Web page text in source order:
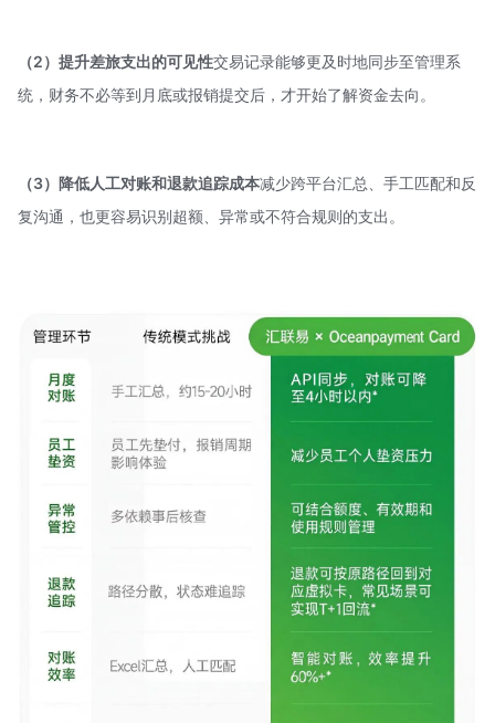
（2）提升差旅支出的可见性交易记录能够更及时地同步至管理系
统，财务不必等到月底或报销提交后，才开始了解资金去向。
（3）降低人工对账和退款追踪成本减少跨平台汇总、手工匹配和反
复沟通，也更容易识别超额、异常或不符合规则的支出。